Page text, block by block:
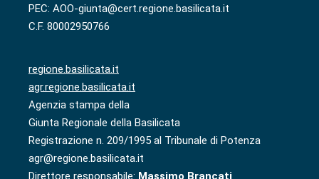
PEC: AOO-giunta@cert.regione.basilicata.it
C.F. 80002950766
regione.basilicata.it
agr.regione.basilicata.it
Agenzia stampa della
Giunta Regionale della Basilicata
Registrazione n. 209/1995 al Tribunale di Potenza
agr@regione.basilicata.it
Direttore responsabile: Massimo Brancati